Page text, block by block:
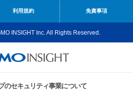
利用規約 免責事項
INSIGHT Inc. All Rights Reserved.
のセキュリティ事業について